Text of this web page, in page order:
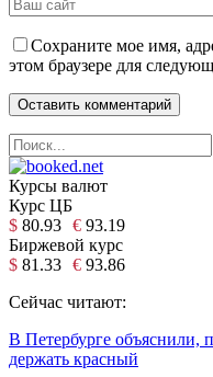
Сохраните мое имя,
этом браузере для
Курсы валют
Курс ЦБ
$ 80.93 € 93.19
Биржевой курс
$ 81.33 € 93.86
Сейчас читают:
В Петербурге объяснили,
держать красный